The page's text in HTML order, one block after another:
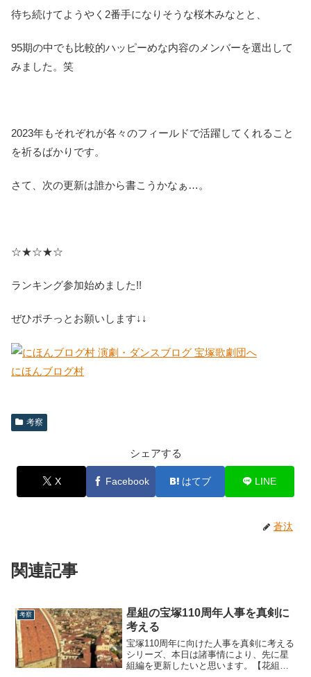
待ち続けてようやく2番手になりそうな桜木みなとと、
95期の中でも比較的ハッピーめな内容のメンバーを選出して
みました。笑
2023年もそれぞれが各々のフィールドで活躍してくれること
を祈るばかりです。
さて、次の更新は誰から書こうかなぁ…。
☆★☆★☆
ランキング参加始めました!!
ぜひポチっとお願いします↓↓
にほんブログ村
考察
シェアする
X Facebook はてブ LINE
蒼汰
関連記事
考察
星組の宝塚110周年人事を真剣に
考える
宝塚110周年に向けた人事を真剣に考える
シリーズ、本日は諸事情により、先に星
組編を更新したいと思います。【花組